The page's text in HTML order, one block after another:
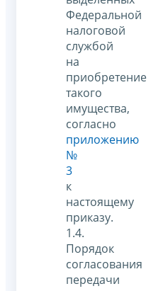
Федеральной
налоговой
службой
на
приобретение
такого
имущества,
согласно
приложению
№
3
к
настоящему
приказу.
1.4.
Порядок
согласования
передачи